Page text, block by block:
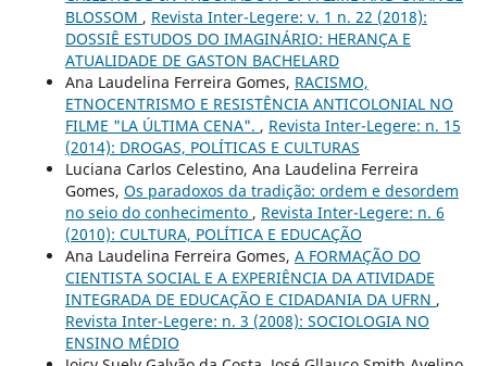
BLOSSOM , Revista Inter-Legere: v. 1 n. 22 (2018):
DOSSIÊ ESTUDOS DO IMAGINÁRIO: HERANÇA E
ATUALIDADE DE GASTON BACHELARD
Ana Laudelina Ferreira Gomes, RACISMO,
ETNOCENTRISMO E RESISTÊNCIA ANTICOLONIAL NO
FILME "LA ÚLTIMA CENA". , Revista Inter-Legere: n. 15
(2014): DROGAS, POLÍTICAS E CULTURAS
Luciana Carlos Celestino, Ana Laudelina Ferreira
Gomes, Os paradoxos da tradição: ordem e desordem
no seio do conhecimento , Revista Inter-Legere: n. 6
(2010): CULTURA, POLÍTICA E EDUCAÇÃO
Ana Laudelina Ferreira Gomes, A FORMAÇÃO DO
CIENTISTA SOCIAL E A EXPERIÊNCIA DA ATIVIDADE
INTEGRADA DE EDUCAÇÃO E CIDADANIA DA UFRN ,
Revista Inter-Legere: n. 3 (2008): SOCIOLOGIA NO
ENSINO MÉDIO